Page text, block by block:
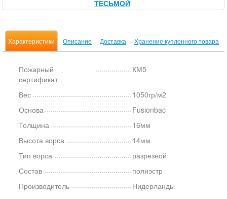
ТЕСЬМОЙ
Характеристики Описание Доставка Хранение купленного товара
Пожарный
сертификат
КМ5
Вес
1050гр/м2
Основа
Fusionbac
Толщина
16мм
Высота ворса
14мм
Тип ворса
разрезной
Состав
полиэстр
Производитель
Нидерланды